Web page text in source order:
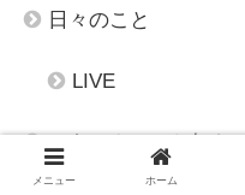
日々のこと
LIVE
ごあいさつ・お知ら
メニュー ホーム